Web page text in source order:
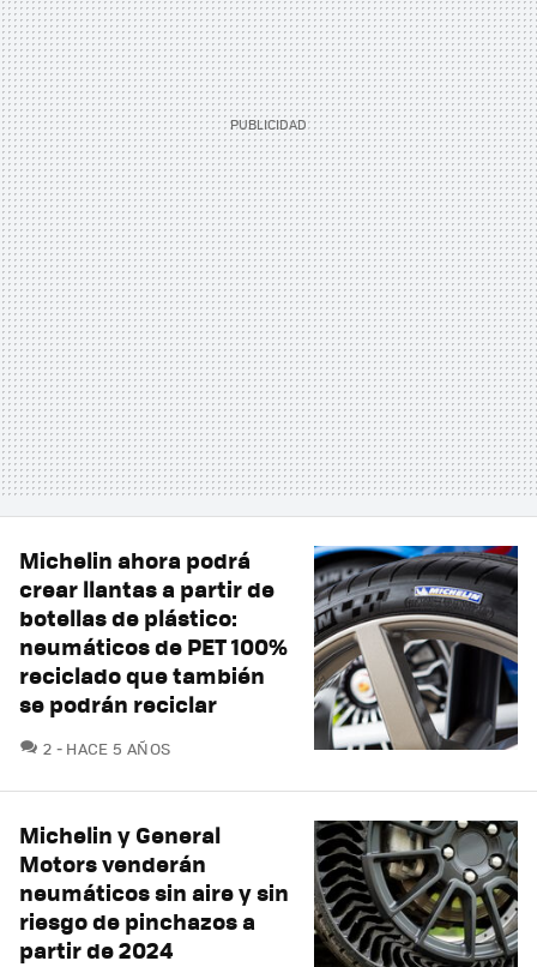
Michelin ahora podrá
crear llantas a partir de
botellas de plástico:
neumáticos de PET 100%
reciclado que también
se podrán reciclar
2 COMENTARIOS
HACE 5 AÑOS
Michelin y General
Motors venderán
neumáticos sin aire y sin
riesgo de pinchazos a
partir de 2024